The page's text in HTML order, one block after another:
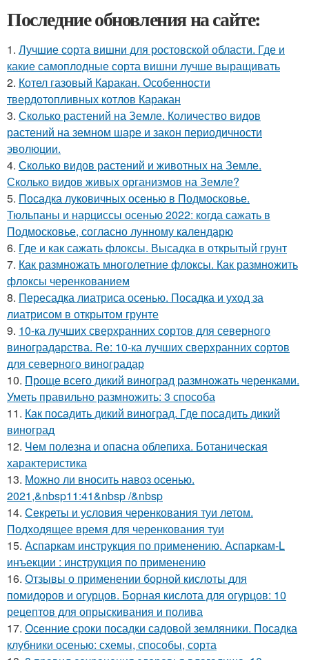
Последние обновления на сайте:
1. Лучшие сорта вишни для ростовской области. Где и
какие самоплодные сорта вишни лучше выращивать
2. Котел газовый Каракан. Особенности
твердотопливных котлов Каракан
3. Сколько растений на Земле. Количество видов
растений на земном шаре и закон периодичности
эволюции.
4. Сколько видов растений и животных на Земле.
Сколько видов живых организмов на Земле?
5. Посадка луковичных осенью в Подмосковье.
Тюльпаны и нарциссы осенью 2022: когда сажать в
Подмосковье, согласно лунному календарю
6. Где и как сажать флоксы. Высадка в открытый грунт
7. Как размножать многолетние флоксы. Как размножить
флоксы черенкованием
8. Пересадка лиатриса осенью. Посадка и уход за
лиатрисом в открытом грунте
9. 10-ка лучших сверхранних сортов для северного
виноградарства. Re: 10-ка лучших сверхранних сортов
для северного виноградар
10. Проще всего дикий виноград размножать черенками.
Уметь правильно размножить: 3 способа
11. Как посадить дикий виноград. Где посадить дикий
виноград
12. Чем полезна и опасна облепиха. Ботаническая
характеристика
13. Можно ли вносить навоз осенью.
2021,&nbsp11:41&nbsp /&nbsp
14. Секреты и условия черенкования туи летом.
Подходящее время для черенкования туи
15. Аспаркам инструкция по применению. Аспаркам-L
инъекции : инструкция по применению
16. Отзывы о применении борной кислоты для
помидоров и огурцов. Борная кислота для огурцов: 10
рецептов для опрыскивания и полива
17. Осенние сроки посадки садовой земляники. Посадка
клубники осенью: схемы, способы, сорта